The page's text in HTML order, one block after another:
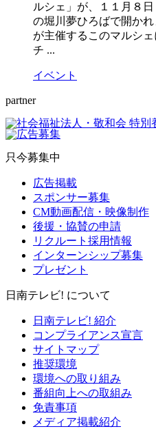
ルシェ」が、１１月８
の堀川夢ひろばで開か
が主催するこのマルシ
チ ...
イベント
partner
只今募集中
広告掲載
スポンサー募集
CM動画配信・映像制作
後援・協賛の申請
リクルート採用情報
インターンシップ募集
プレゼント
日南テレビ! について
日南テレビ! 紹介
コンプライアンス宣言
サイトマップ
推奨環境
環境への取り組み
番組向上への取組み
免責事項
メディア掲載紹介